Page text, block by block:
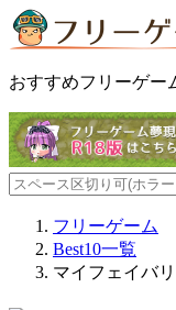
おすすめフリーゲー
フリーゲーム
Best10一覧
マイフェイバ